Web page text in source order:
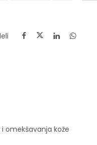
omekšavanja kože